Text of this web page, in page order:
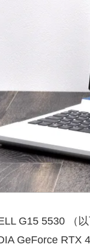
G15 5530 （
GeForce RTX